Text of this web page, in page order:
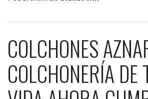
COLCHONES
COLCHONERÍA DE